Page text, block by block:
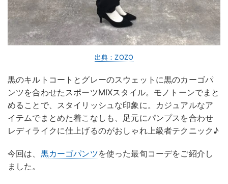
出典：ZOZO
黒のキルトコートとグレーのスウェットに黒のカーゴパ
ンツを合わせたスポーツMIXスタイル。モノトーンでまと
めることで、スタイリッシュな印象に。カジュアルなア
イテムでまとめた着こなしも、足元にパンプスを合わせ
レディライクに仕上げるのがおしゃれ上級者テクニック♪
今回は、 黒カーゴパンツを使った最旬コーデをご紹介し
ました。